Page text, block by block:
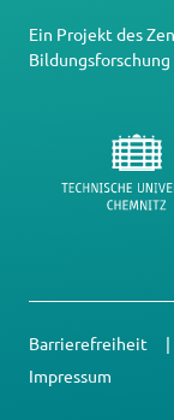
Ein Projekt des
Bildungsforschung
Barrierefreiheit
Impressum